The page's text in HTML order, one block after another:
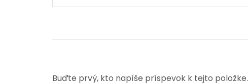
Buďte prvý, kto napíše príspevok k tejto položke.